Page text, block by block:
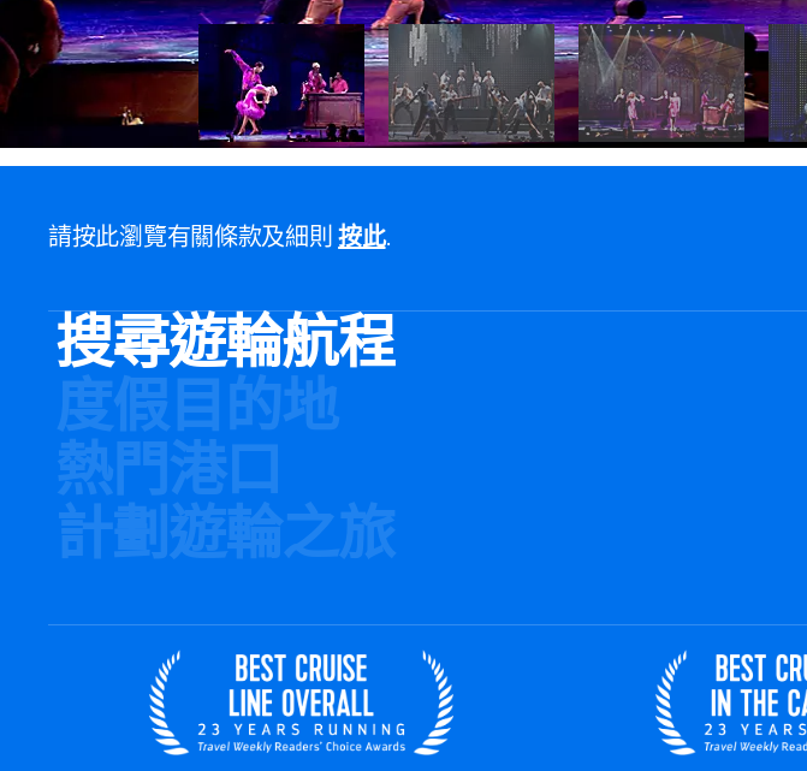
請按此瀏覽有關條款及細則按此.
搜尋遊輪航程
度假目的地
熱門港口
計劃遊輪之旅